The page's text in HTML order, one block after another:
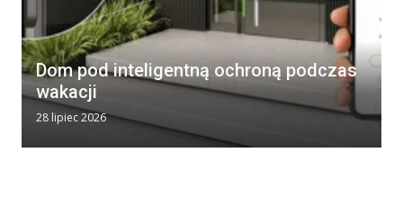
Dom pod inteligentną ochroną podczas
wakacji
28 lipiec 2026